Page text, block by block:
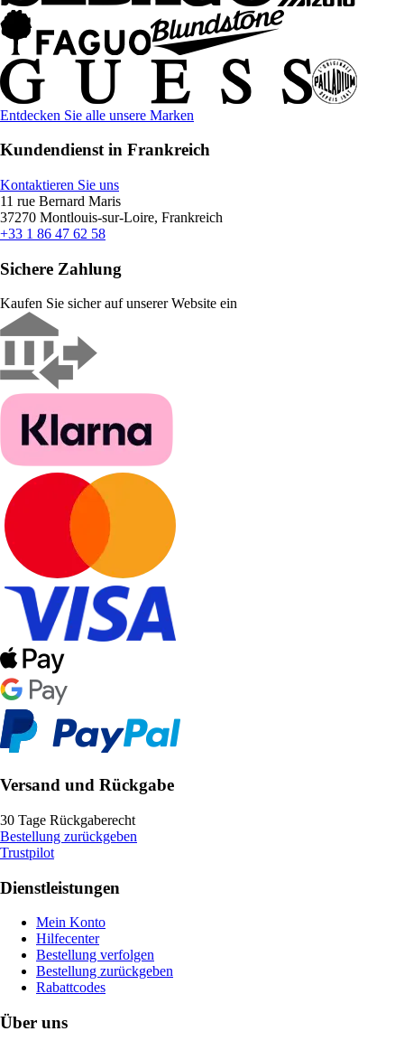
Entdecken Sie alle unsere Marken
Kundendienst in Frankreich
Kontaktieren Sie uns
11 rue Bernard Maris
37270 Montlouis-sur-Loire, Frankreich
+33 1 86 47 62 58
Sichere Zahlung
Kaufen Sie sicher auf unserer Website ein
Versand und Rückgabe
30 Tage Rückgaberecht
Bestellung zurückgeben
Trustpilot
Dienstleistungen
Mein Konto
Hilfecenter
Bestellung verfolgen
Bestellung zurückgeben
Rabattcodes
Über uns